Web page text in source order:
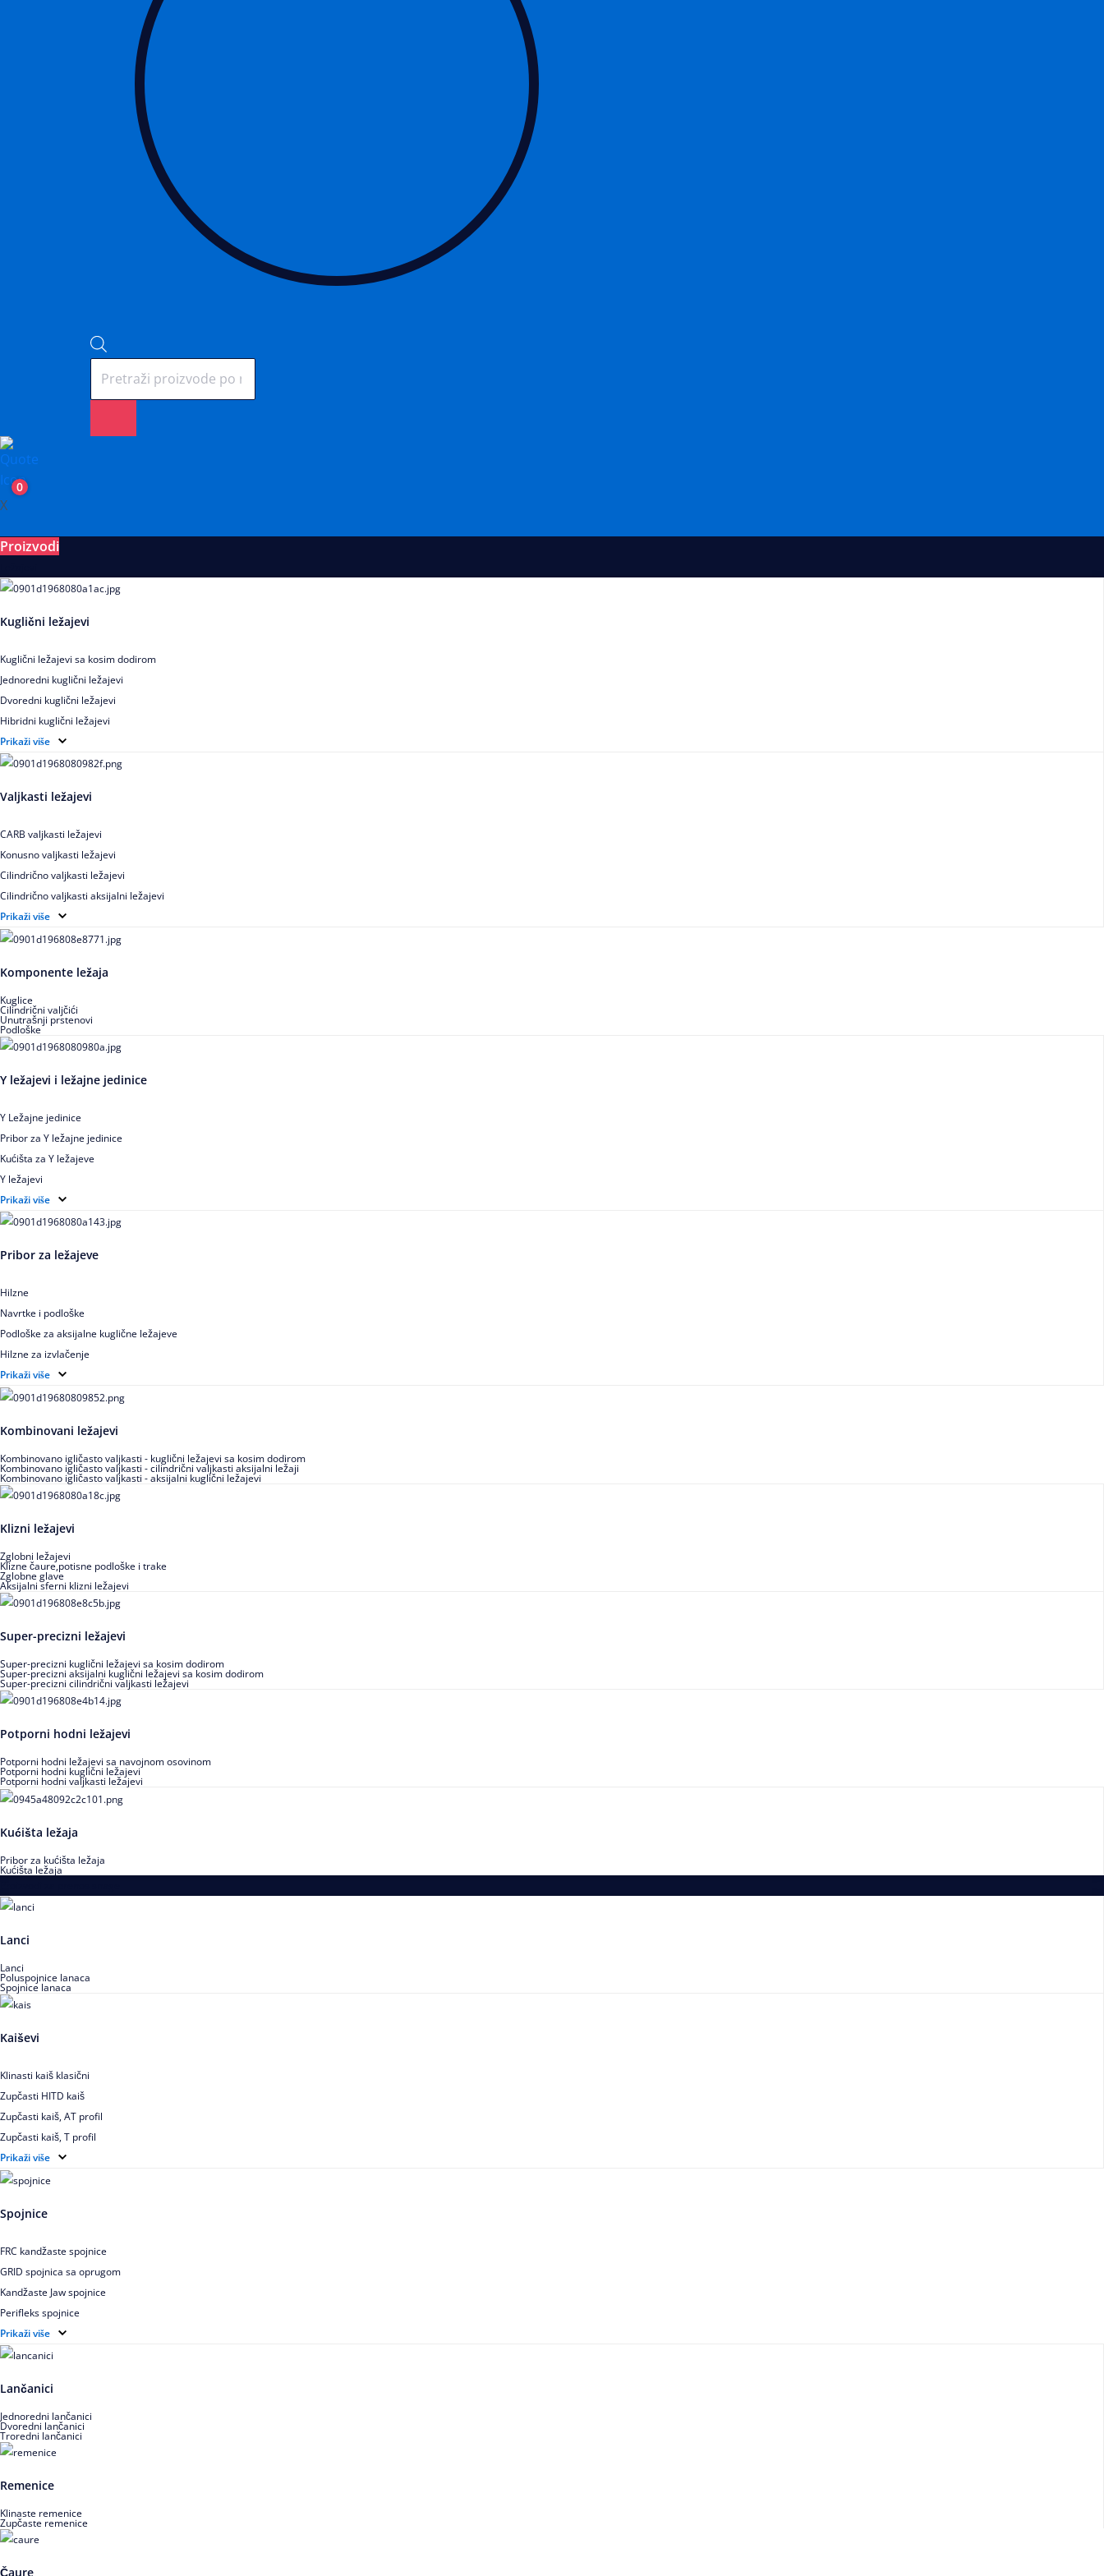
0
X
Proizvodi
Kuglični ležajevi
Kuglični ležajevi sa kosim dodirom
Jednoredni kuglični ležajevi
Dvoredni kuglični ležajevi
Hibridni kuglični ležajevi
Elektroizolovani kuglični ležajevi
Samopodesivi kuglični ležajevi
Kuglični ležajevi od nerđajućeg čelika
Prikaži više
Valjkasti ležajevi
CARB valjkasti ležajevi
Konusno valjkasti ležajevi
Cilindrično valjkasti ležajevi
Cilindrično valjkasti aksijalni ležajevi
Igličasti ležajevi
Igličasti aksijalni ležajevi
Buričasti zaptiveni ležajevi
Buričasti aksijalni ležajevi
Prikaži više
Komponente ležaja
Kuglice
Cilindrični valjčići
Unutrašnji prstenovi
Podloške
Y ležajevi i ležajne jedinice
Y Ležajne jedinice
Pribor za Y ležajne jedinice
Kućišta za Y ležajeve
Y ležajevi
Y Ležajne jedinice za prehrambenu industriju
Ležajne jedinice sa valjkastim ležajevima
Prikaži više
Pribor za ležajeve
Hilzne
Navrtke i podloške
Podloške za aksijalne kuglične ležajeve
Hilzne za izvlačenje
Ugaoni prstenovi za cilindrično valjkaste ležajeve
Prikaži više
Kombinovani ležajevi
Kombinovano igličasto valjkasti - kuglični ležajevi sa kosim dodirom
Kombinovano igličasto valjkasti - cilindrični valjkasti aksijalni ležaji
Kombinovano igličasto valjkasti - aksijalni kuglični ležajevi
Klizni ležajevi
Zglobni ležajevi
Klizne čaure,potisne podloške i trake
Zglobne glave
Aksijalni sferni klizni ležajevi
Super-precizni ležajevi
Super-precizni kuglični ležajevi sa kosim dodirom
Super-precizni aksijalni kuglični ležajevi sa kosim dodirom
Super-precizni cilindrični valjkasti ležajevi
Potporni hodni ležajevi
Potporni hodni ležajevi sa navojnom osovinom
Potporni hodni kuglični ležajevi
Potporni hodni valjkasti ležajevi
Kućišta ležaja
Pribor za kućišta ležaja
Kućišta ležaja
Lanci
Lanci
Poluspojnice lanaca
Spojnice lanaca
Kaiševi
Klinasti kaiš klasični
Zupčasti HITD kaiš
Zupčasti kaiš, AT profil
Zupčasti kaiš, T profil
Zupčasti kaiš XL
Zupčasti STD kaiš
Uskoprofilno klinasto remenje spojeno
Višekanalno remenje PJ,PK
Prikaži više
Spojnice
FRC kandžaste spojnice
GRID spojnica sa oprugom
Kandžaste Jaw spojnice
Perifleks spojnice
Univerzalne kardanske spojnice
Zupčaste spojnice
Prikaži više
Lančanici
Jednoredni lančanici
Dvoredni lančanici
Troredni lančanici
Remenice
Klinaste remenice
Zupčaste remenice
Čaure